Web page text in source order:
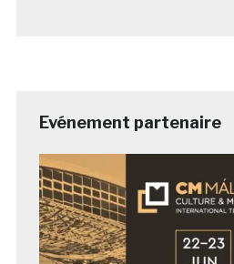
Evénement partenaire